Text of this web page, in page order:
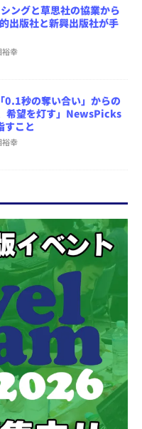
ングと草思社の協業から
出版社と新興出版社が手
裕幸
0.1秒の奪い合い」からの
希望を灯す」NewsPicks
すこと
裕幸